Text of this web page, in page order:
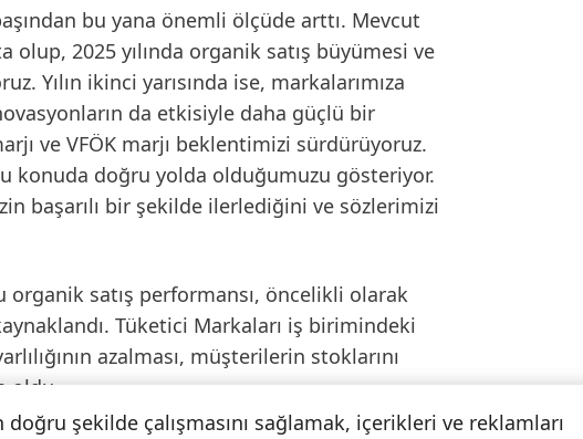
bu yana önemli ölçüde arttı. Mevcut
2025 yılında organik satış büyümesi ve
Yılın ikinci yarısında ise, markalarımıza
da etkisiyle daha güçlü bir
ve VFÖK marjı beklentimizi sürdürüyoruz.
konuda doğru yolda olduğumuzu gösteriyor.
başarılı bir şekilde ilerlediğini ve sözlerimizi
satış performansı, öncelikli olarak
Tüketici Markaları iş birimindeki
azalması, müşterilerin stoklarını
oldu.
şekilde çalışmasını sağlamak, içerikleri ve reklamları